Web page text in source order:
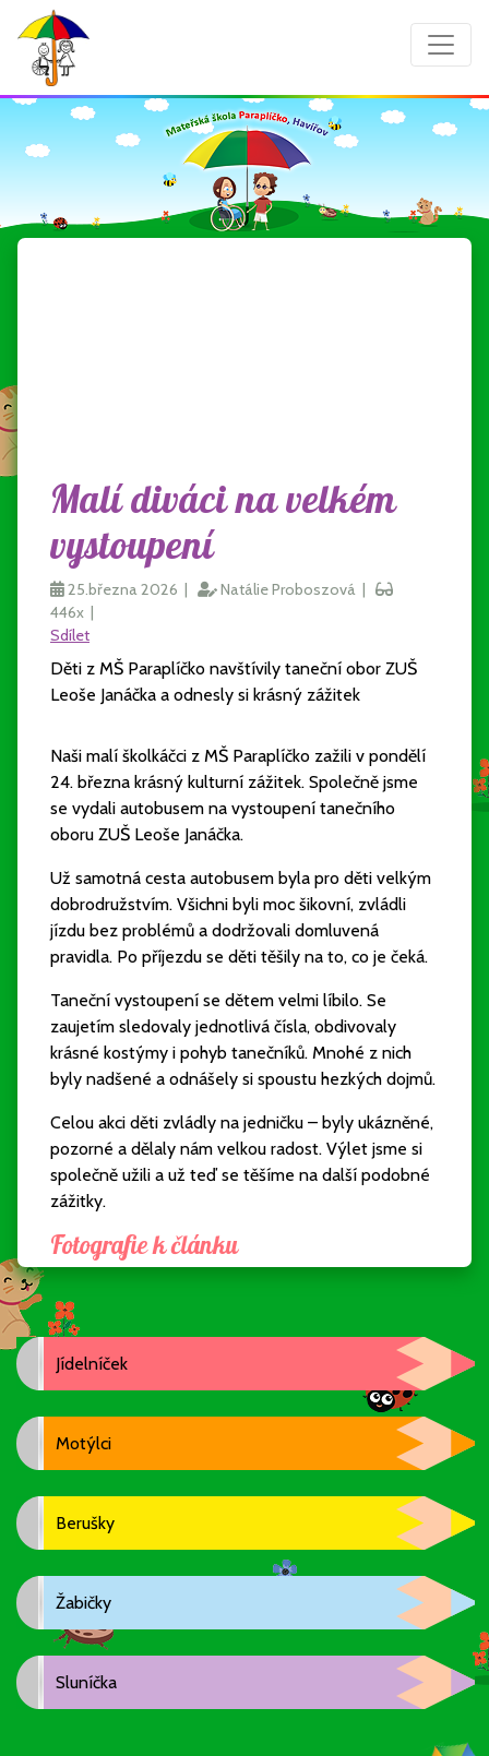
Malí diváci na velkém
vystoupení
25.března 2026 |
Natálie Proboszová |
446x |
Sdílet
Děti z MŠ Paraplíčko navštívily taneční obor ZUŠ
Leoše Janáčka a odnesly si krásný zážitek
Naši malí školkáčci z MŠ Paraplíčko zažili v pondělí
24. března krásný kulturní zážitek. Společně jsme
se vydali autobusem na vystoupení tanečního
oboru ZUŠ Leoše Janáčka.
Už samotná cesta autobusem byla pro děti velkým
dobrodružstvím. Všichni byli moc šikovní, zvládli
jízdu bez problémů a dodržovali domluvená
pravidla. Po příjezdu se děti těšily na to, co je čeká.
Taneční vystoupení se dětem velmi líbilo. Se
zaujetím sledovaly jednotlivá čísla, obdivovaly
krásné kostýmy i pohyb tanečníků. Mnohé z nich
byly nadšené a odnášely si spoustu hezkých dojmů.
Celou akci děti zvládly na jedničku – byly ukázněné,
pozorné a dělaly nám velkou radost. Výlet jsme si
společně užili a už teď se těšíme na další podobné
zážitky.
Fotografie k článku
Jídelníček
Motýlci
Berušky
Žabičky
Sluníčka